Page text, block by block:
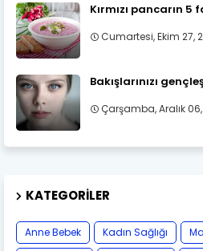
Kırmızı pancarın 5
Cumartesi, Ekim 27,
Bakışlarınızı
Çarşamba, Aralık 06,
KATEGORILER
Anne Bebek Kadın Sağlığı